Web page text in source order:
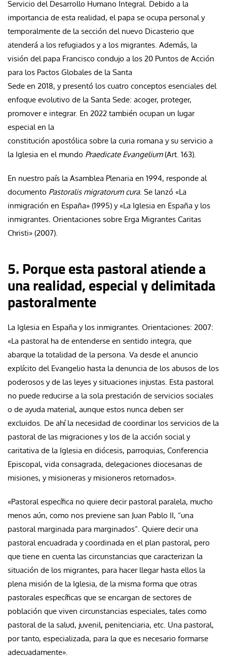
Servicio del Desarrollo Humano Integral. Debido a la
importancia de esta realidad, el papa se ocupa personal y
temporalmente de la sección del nuevo Dicasterio que
atenderá a los refugiados y a los migrantes. Además, la
visión del papa Francisco condujo a los 20 Puntos de Acción
para los Pactos Globales de la Santa
Sede en 2018, y presentó los cuatro conceptos esenciales del
enfoque evolutivo de la Santa Sede: acoger, proteger,
promover e integrar. En 2022 también ocupan un lugar
especial en la
constitución apostólica sobre la curia romana y su servicio a
la Iglesia en el mundo Praedicate Evangelium(Art. 163).
En nuestro país la Asamblea Plenaria en 1994, responde al
documento Pastoralis migratorum cura. Se lanzó «La
inmigración en España» (1995) y «La Iglesia en España y los
inmigrantes. Orientaciones sobre Erga Migrantes Caritas
Christi» (2007).
5. Porque esta pastoral atiende a
una realidad, especial y delimitada
pastoralmente
La Iglesia en España y los inmigrantes. Orientaciones: 2007:
«La pastoral ha de entenderse en sentido integra, que
abarque la totalidad de la persona. Va desde el anuncio
explícito del Evangelio hasta la denuncia de los abusos de los
poderosos y de las leyes y situaciones injustas. Esta pastoral
no puede reducirse a la sola prestación de servicios sociales
o de ayuda material, aunque estos nunca deben ser
excluidos. De ahí la necesidad de coordinar los servicios de la
pastoral de las migraciones y los de la acción social y
caritativa de la Iglesia en diócesis, parroquias, Conferencia
Episcopal, vida consagrada, delegaciones diocesanas de
misiones, y misioneras y misioneros retornados».
«Pastoral específica no quiere decir pastoral paralela, mucho
menos aún, como nos previene san Juan Pablo II, “una
pastoral marginada para marginados”. Quiere decir una
pastoral encuadrada y coordinada en el plan pastoral, pero
que tiene en cuenta las circunstancias que caracterizan la
situación de los migrantes, para hacer llegar hasta ellos la
plena misión de la Iglesia, de la misma forma que otras
pastorales específicas que se encargan de sectores de
población que viven circunstancias especiales, tales como
pastoral de la salud, juvenil, penitenciaria, etc. Una pastoral,
por tanto, especializada, para la que es necesario formarse
adecuadamente».